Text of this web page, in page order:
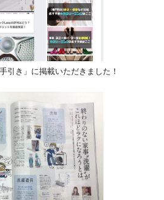
引き」に掲載いただきました！